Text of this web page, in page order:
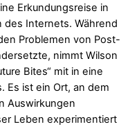
Erkundungsreise in
Internets. Während
Problemen von Post-
nimmt Wilson
Bites“ mit in eine
Es ist ein Ort, an dem
Auswirkungen
Leben experimentiert